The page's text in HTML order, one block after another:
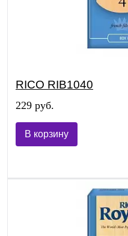
RICO RIB1040
229 руб.
В корзину